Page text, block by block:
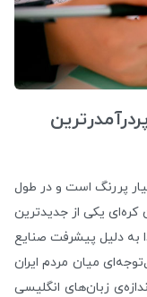
پررنگ است و در طول
کره‌ای یکی از جدیدترین
به دلیل پیشرفت صنایع
میان مردم ایران
زبان‌های انگلیسی